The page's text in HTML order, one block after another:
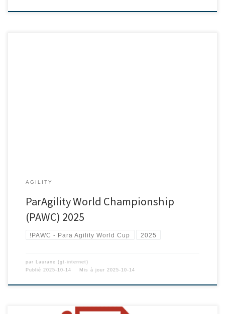
AGILITY
ParAgility World Championship
(PAWC) 2025
!PAWC - Para Agility World Cup 2025
par
Laurane (gt-internet)
Publié 2025-10-14 Mis à jour 2025-10-14